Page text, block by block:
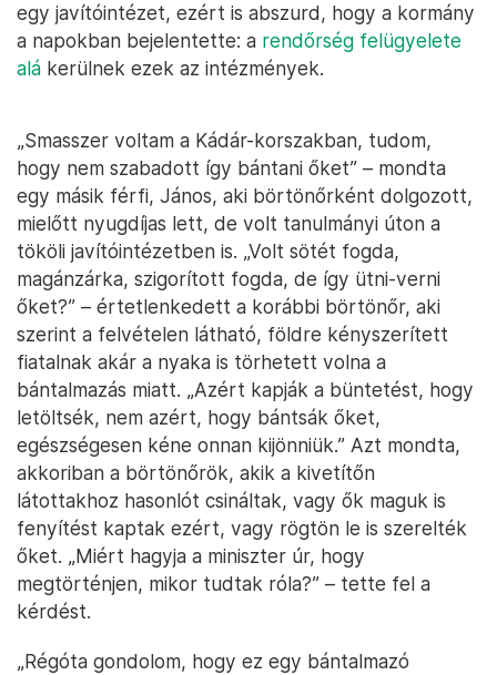
egy javítóintézet, ezért is abszurd, hogy a kormány
a napokban bejelentette: a rendőrség felügyelete
alá kerülnek ezek az intézmények.
„Smasszer voltam a Kádár-korszakban, tudom,
hogy nem szabadott így bántani őket” – mondta
egy másik férfi, János, aki börtönőrként dolgozott,
mielőtt nyugdíjas lett, de volt tanulmányi úton a
tököli javítóintézetben is. „Volt sötét fogda,
magánzárka, szigorított fogda, de így ütni-verni
őket?” – értetlenkedett a korábbi börtönőr, aki
szerint a felvételen látható, földre kényszerített
fiatalnak akár a nyaka is törhetett volna a
bántalmazás miatt. „Azért kapják a büntetést, hogy
letöltsék, nem azért, hogy bántsák őket,
egészségesen kéne onnan kijönniük.” Azt mondta,
akkoriban a börtönőrök, akik a kivetítőn
látottakhoz hasonlót csináltak, vagy ők maguk is
fenyítést kaptak ezért, vagy rögtön le is szerelték
őket. „Miért hagyja a miniszter úr, hogy
megtörténjen, mikor tudtak róla?” – tette fel a
kérdést.
„Régóta gondolom, hogy ez egy bántalmazó